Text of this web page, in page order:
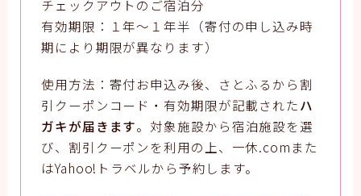
チェックアウトのご宿泊分
有効期限：１年～１年半（寄付の申し込み時
期により期限が異なります）
使用方法：寄付お申込み後、さとふるから割
引クーポンコード・有効期限が記載されたハ
ガキが届きます。対象施設から宿泊施設を選
び、割引クーポンを利用の上、一休.comまた
はYahoo!トラベルから予約します。